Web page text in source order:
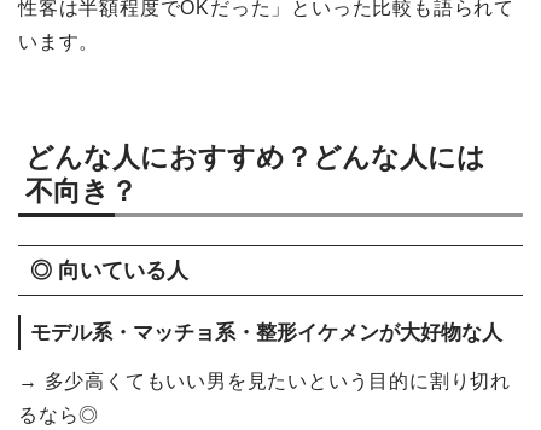
性客は半額程度でOKだった」といった比較も語られて
います。
どんな人におすすめ？どんな人には
不向き？
◎ 向いている人
モデル系・マッチョ系・整形イケメンが大好物な人
→ 多少高くてもいい男を見たいという目的に割り切れ
るなら◎